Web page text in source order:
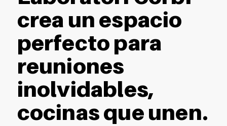
crea un espacio
perfecto para
reuniones
inolvidables,
cocinas que unen.